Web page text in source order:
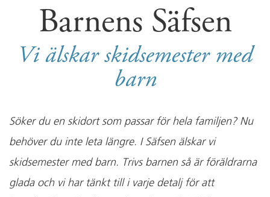
Barnens Säfsen
Vi älskar skidsemester med
barn
Söker du en skidort som passar för hela familjen? Nu
behöver du inte leta längre. I Säfsen älskar vi
skidsemester med barn. Trivs barnen så är föräldrarna
glada och vi har tänkt till i varje detalj för att